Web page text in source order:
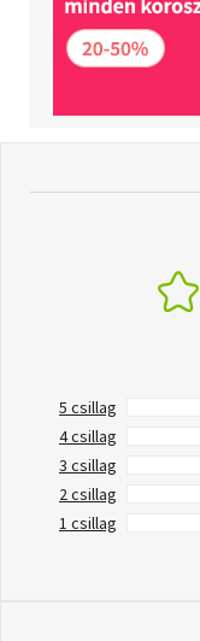
5 csillag
4 csillag
3 csillag
2 csillag
1 csillag